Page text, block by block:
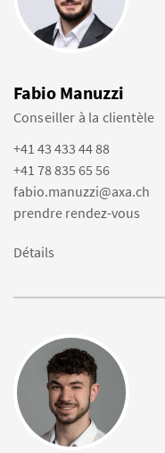
Fabio Manuzzi
Conseiller à la clientèle
+41 43 433 44 88
+41 78 835 65 56
fabio.manuzzi@axa.ch
prendre rendez-vous
Détails